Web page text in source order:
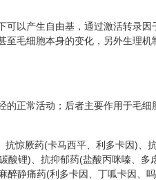
以产生自由基，通过激活转录
毛细胞本身的变化，另外生理
正常活动；后者主要作用于毛细
惊厥药(卡马西平、利多卡因)、
锂)、抗抑郁药(盐酸丙咪嗪、多
静痛药(利多卡因、丁呱卡因、